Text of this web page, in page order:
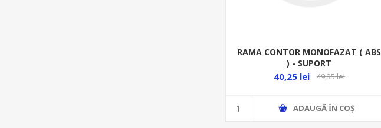
RAMA CONTOR MONOFAZAT ( ABS
) - SUPORT
40,25 lei 49,35 lei
ADAUGĂ ȊN COŞ